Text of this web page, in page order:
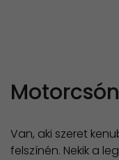
Van, aki szeret
felszínén. Nekik a